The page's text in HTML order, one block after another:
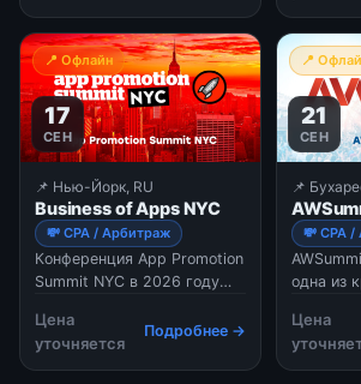
запускy
Форум
сер
📍 Офлайн
17
СЕН
📌 Нью-Йорк, RU
Business of Apps NYC
💸 CPA / Арбитраж
Конференция App Promotion
Summit NYC в 2026 году
в Business of Apps NYC. Это
одно из ведущих событий в
США, посвященное росту и
Цена
уточняется
Подробнее →
📍
21
СЕН
📌
💸 CPA
одна из
Европе
целиком
Цена